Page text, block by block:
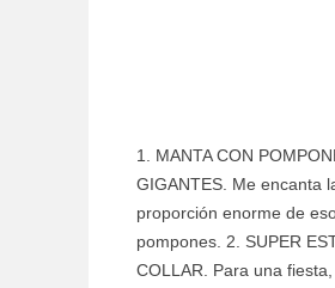
1. MANTA CON
GIGANTES. Me encanta
proporción enorme de
pompones. 2. SUPER
COLLAR. Para una